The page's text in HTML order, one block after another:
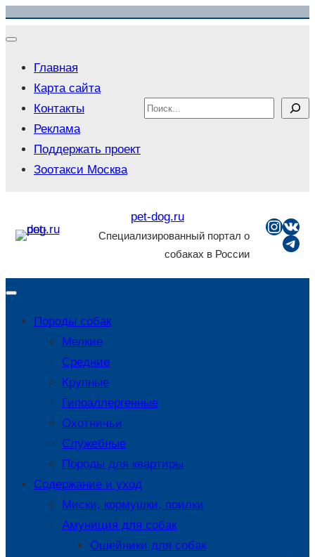
Перейти
к
Главная
Карта сайта
Контакты
Реклама
Поддержать проект
Зоотакси Москва
Search
pet-dog.ru
Специализированный портал о
собаках в России
Породы собак
Мелкие
Средние
Крупные
Гипоаллергенные
Охотничьи
Служебные
Породы для квартиры
Содержание и уход
Миски, кормушки, поилки
Амуниция для собак
Ошейники для собак